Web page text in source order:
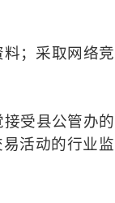
；采取网络竞
受县公管办的
活动的行业监